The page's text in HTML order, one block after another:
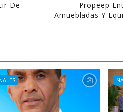
De
Propeep
Amuebladas Y